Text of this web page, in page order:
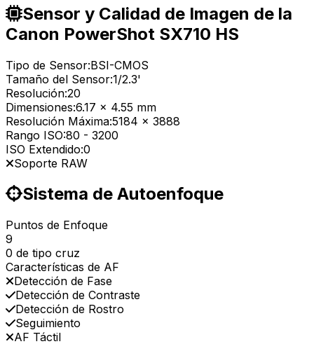
Sensor y Calidad de Imagen de la
Canon PowerShot SX710 HS
Tipo de Sensor:BSI-CMOS
Tamaño del Sensor:1/2.3'
Resolución:20
Dimensiones:6.17 x 4.55 mm
Resolución Máxima:5184 x 3888
Rango ISO:80 - 3200
ISO Extendido:0
Soporte RAW
Sistema de Autoenfoque
Puntos de Enfoque
9
0 de tipo cruz
Características de AF
Detección de Fase
Detección de Contraste
Detección de Rostro
Seguimiento
AF Táctil